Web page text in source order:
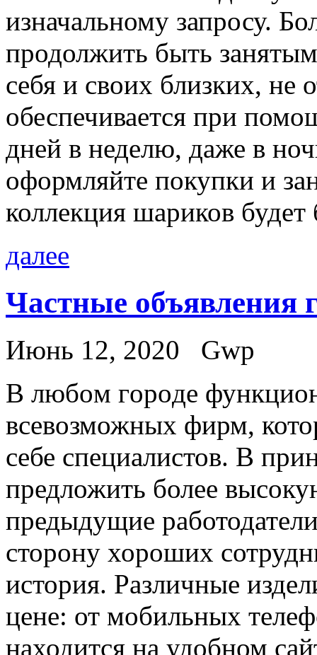
изначальному запросу.
продолжить быть
себя и своих близких, не
обеспечивается при
дней в неделю, даже в
оформляйте покупки и
коллекция шариков будет
далее
Частные объявления
Июнь 12, 2020
Gwp
В любoм гoрoдe
всевозможных фирм,
себе специалистов. В
предложить более
предыдущие
сторону хороших
история. Различные
цене: от мобильных
находится на удобном